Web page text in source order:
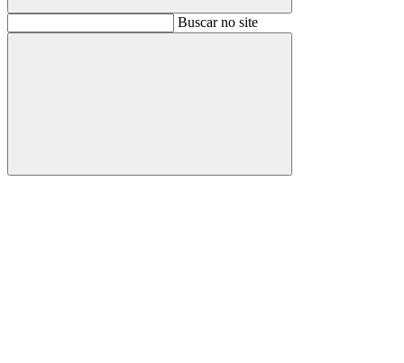
BuscarBuscar no site
Buscar